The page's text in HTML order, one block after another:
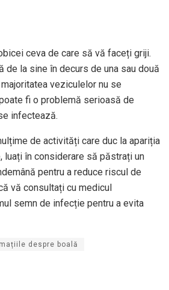
ceva de care să vă faceți griji.
de la sine în decurs de una sau două
veziculelor nu se
fi o problemă serioasă de
infectează.
de activități care duc la apariția
luați în considerare să păstrați un
pentru a reduce riscul de
vă consultați cu medicul
semn de infecție pentru a evita
despre boală